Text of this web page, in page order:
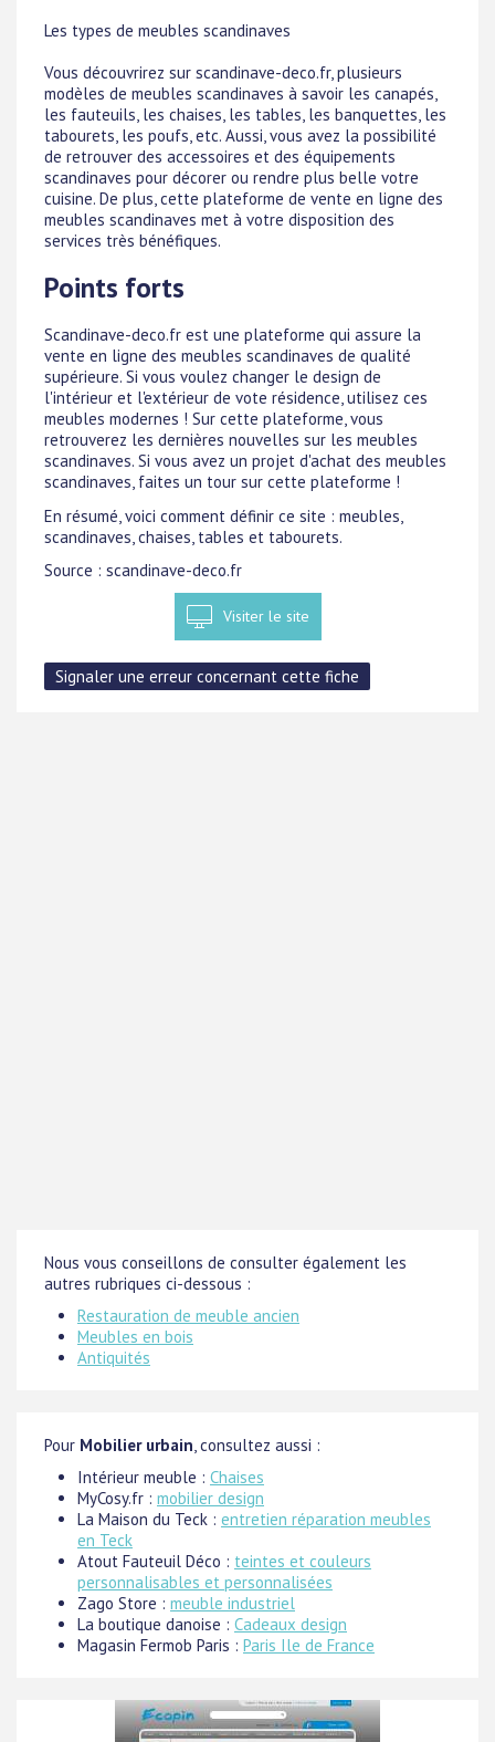
Les types de meubles scandinaves
Vous découvrirez sur scandinave-deco.fr, plusieurs
modèles de meubles scandinaves à savoir les canapés,
les fauteuils, les chaises, les tables, les banquettes, les
tabourets, les poufs, etc. Aussi, vous avez la possibilité
de retrouver des accessoires et des équipements
scandinaves pour décorer ou rendre plus belle votre
cuisine. De plus, cette plateforme de vente en ligne des
meubles scandinaves met à votre disposition des
services très bénéfiques.
Points forts
Scandinave-deco.fr est une plateforme qui assure la
vente en ligne des meubles scandinaves de qualité
supérieure. Si vous voulez changer le design de
l'intérieur et l'extérieur de vote résidence, utilisez ces
meubles modernes ! Sur cette plateforme, vous
retrouverez les dernières nouvelles sur les meubles
scandinaves. Si vous avez un projet d'achat des meubles
scandinaves, faites un tour sur cette plateforme !
En résumé, voici comment définir ce site : meubles,
scandinaves, chaises, tables et tabourets.
Source : scandinave-deco.fr
Visiter le site
Nous vous conseillons de consulter également les
autres rubriques ci-dessous :
Restauration de meuble ancien
Meubles en bois
Antiquités
Pour Mobilier urbain, consultez aussi :
Intérieur meuble : Chaises
MyCosy.fr : mobilier design
La Maison du Teck : entretien réparation meubles
en Teck
Atout Fauteuil Déco : teintes et couleurs
personnalisables et personnalisées
Zago Store : meuble industriel
La boutique danoise : Cadeaux design
Magasin Fermob Paris : Paris Ile de France